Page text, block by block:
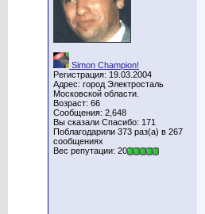
Simon Champion!
Регистрация: 19.03.2004
Адрес: город Электросталь
Московской области.
Возраст: 66
Сообщения: 2,648
Вы сказали Спасибо: 171
Поблагодарили 373 раз(а) в 267
сообщениях
Вес репутации: 20